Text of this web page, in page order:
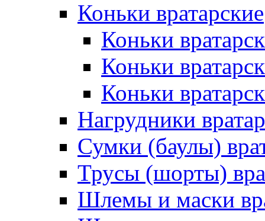
Коньки вратарские
Коньки
Коньки
Коньки
Нагрудники
Сумки (баулы)
Трусы (шорты)
Шлемы и маски